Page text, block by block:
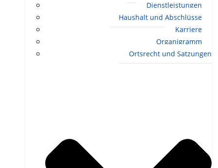
Dienstleistungen
Haushalt und Abschlüsse
Karriere
Organigramm
Ortsrecht und Satzungen